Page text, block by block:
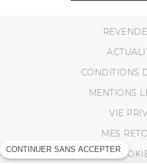
CONDITIONS
MENTIONS
VIE
MES
CONTINUER SANS ACCEPTER